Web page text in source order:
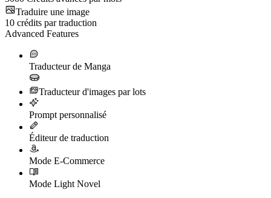
Traduire une image
10 crédits par traduction
Advanced Features
Traducteur de Manga
Traducteur d'images par lots
Prompt personnalisé
Éditeur de traduction
Mode E-Commerce
Mode Light Novel